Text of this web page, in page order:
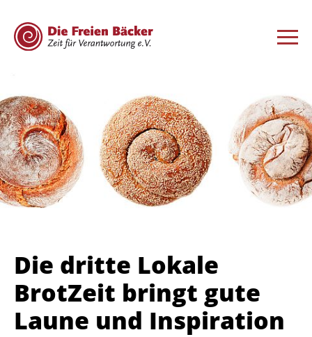
Die dritte Lokale
BrotZeit bringt gute
Laune und Inspiration